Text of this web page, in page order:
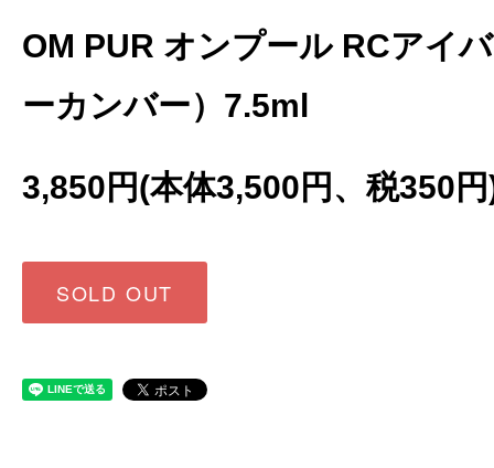
OM PUR オンプール RCアイ
ーカンバー）7.5ml
3,850円(本体3,500円、税350
SOLD OUT